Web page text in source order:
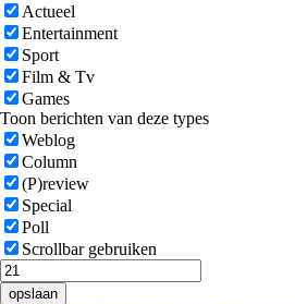
Actueel
Entertainment
Sport
Film & Tv
Games
Toon berichten van deze types
Weblog
Column
(P)review
Special
Poll
Scrollbar gebruiken
opslaan